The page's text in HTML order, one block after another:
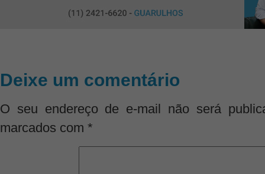
Deixe um comentário
O seu endereço de e-mail não será
marcados com *